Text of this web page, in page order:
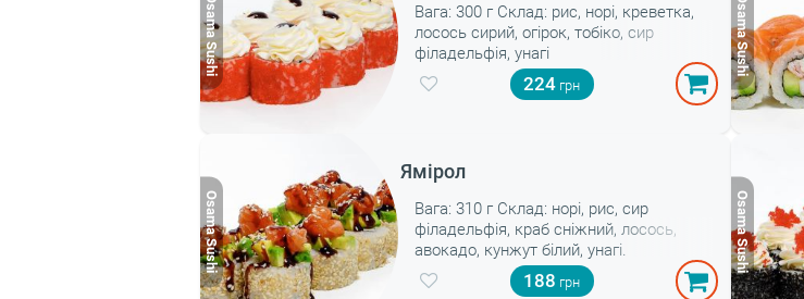
Вага: 300 г Склад: рис, норі, креветка,
лосось сирий, огірок, тобіко, сир
філадельфія, унагі
224
Ямірол
Вага: 310 г Склад: норі, рис, сир
філадельфія, краб сніжний, лосось,
авокадо, кунжут білий, унагі.
188